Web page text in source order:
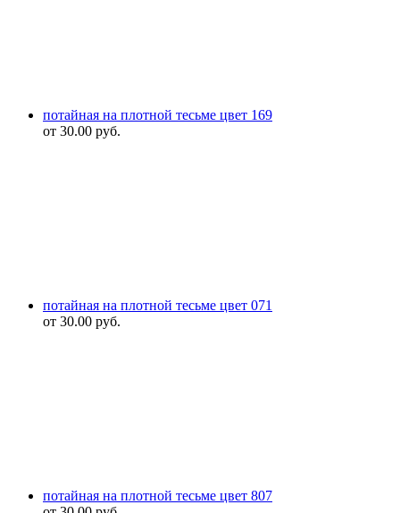
потайная на плотной тесьме цвет 169
от 30.00 руб.
потайная на плотной тесьме цвет 071
от 30.00 руб.
потайная на плотной тесьме цвет 807